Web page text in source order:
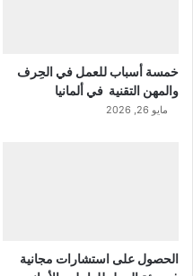
خمسة أسباب للعمل في الحِرف
والمهن التقنية في ألمانيا
مايو 26, 2026
الحصول على استشارات مجانية